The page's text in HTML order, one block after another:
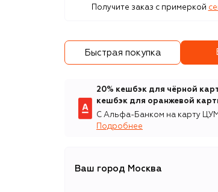
Получите заказ с примеркой
Быстрая покупка
20% кешбэк для чёрной
кешбэк для оранжевой
С Альфа-Банком на карту
Подробнее
Ваш город Москва